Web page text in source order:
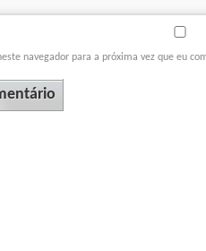
navegador para a próxima vez que eu